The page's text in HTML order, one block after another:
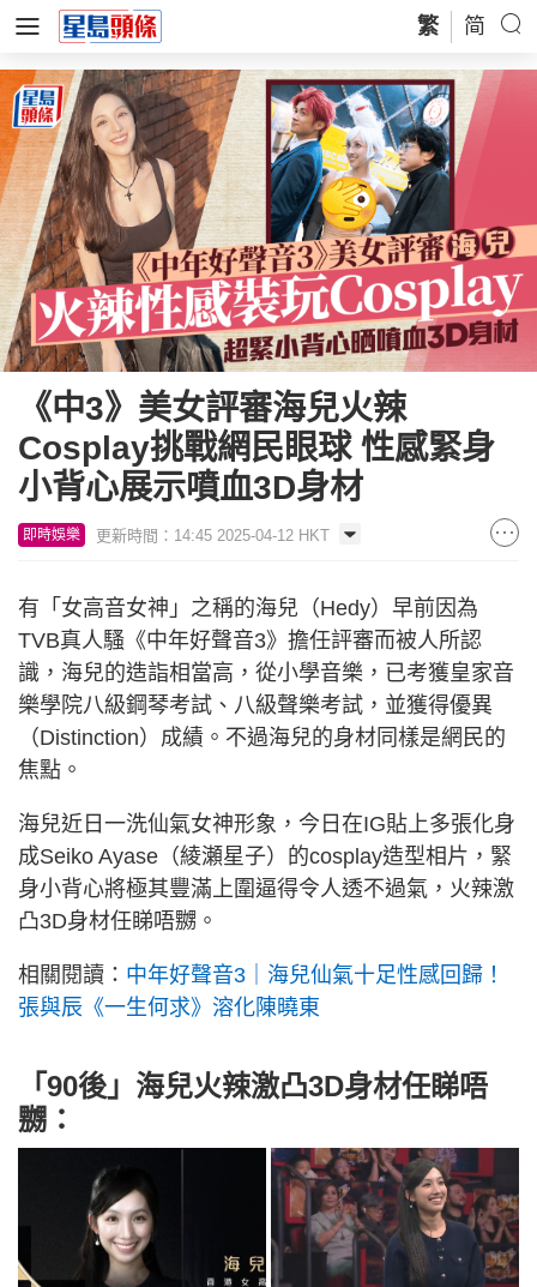
繁 简
《中3》美女評審海兒火辣
Cosplay挑戰網民眼球 性感緊身
小背心展示噴血3D身材
即時娛樂 更新時間：14:45 2025-04-12 HKT
有「女高音女神」之稱的海兒（Hedy）早前因為
TVB真人騷《中年好聲音3》擔任評審而被人所認
識，海兒的造詣相當高，從小學音樂，已考獲皇家音
樂學院八級鋼琴考試、八級聲樂考試，並獲得優異
（Distinction）成績。不過海兒的身材同樣是網民的
焦點。
海兒近日一洗仙氣女神形象，今日在IG貼上多張化身
成Seiko Ayase（綾瀬星子）的cosplay造型相片，緊
身小背心將極其豐滿上圍逼得令人透不過氣，火辣激
凸3D身材任睇唔嬲。
相關閱讀： 中年好聲音3｜海兒仙氣十足性感回歸！
張與辰《一生何求》溶化陳曉東
「90後」海兒火辣激凸3D身材任睇唔
嬲：